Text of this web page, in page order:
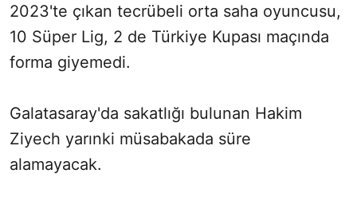
2023'te çıkan tecrübeli orta saha oyuncusu,
10 Süper Lig, 2 de Türkiye Kupası maçında
forma giyemedi.
Galatasaray'da sakatlığı bulunan Hakim
Ziyech yarınki müsabakada süre
alamayacak.